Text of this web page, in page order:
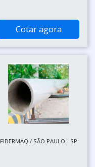
Cotar agora
FIBERMAQ / SÃO PAULO - SP